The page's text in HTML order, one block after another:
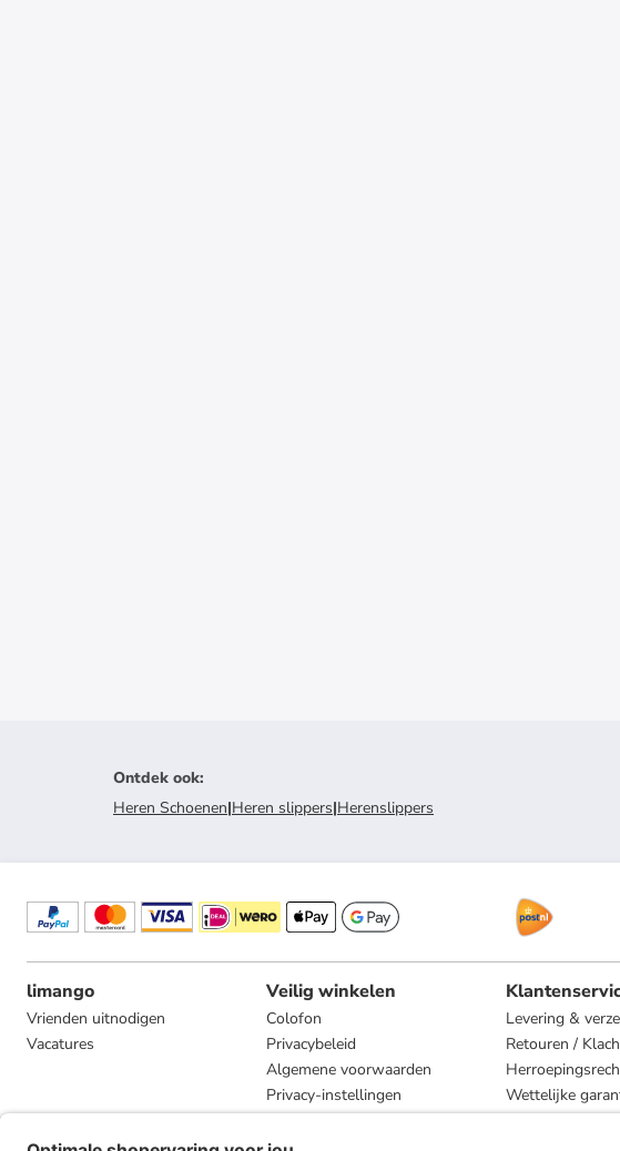
Ontdek ook:
Heren Schoenen|Heren slippers|Herenslippers
limango
Vrienden uitnodigen
Vacatures
Veilig winkelen
Colofon
Privacybeleid
Algemene voorwaarden
Privacy-instellingen
Compliance
Levering &
Retouren /
Wettelijke